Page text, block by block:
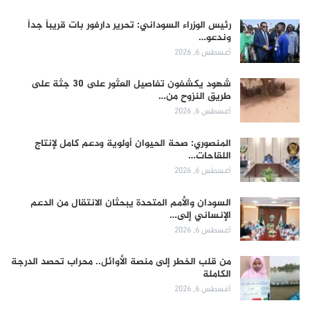
رئيس الوزراء السوداني: تحرير دارفور بات قريباً جداً
وندعو…
أغسطس 6, 2026
شهود يكشفون تفاصيل العثور على 30 جثة على
طريق النزوح من…
أغسطس 6, 2026
المنصوري: صحة الحيوان أولوية ودعم كامل لإنتاج
اللقاحات…
أغسطس 6, 2026
السودان والأمم المتحدة يبحثان الانتقال من الدعم
الإنساني إلى…
أغسطس 6, 2026
من قلب الخطر إلى منصة الأوائل.. محراب تحصد الدرجة
الكاملة
أغسطس 6, 2026